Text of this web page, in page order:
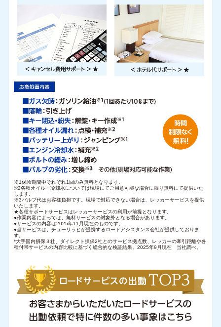
※1保険期間中それぞれ1回のみ無料となります。
※2各種オイル・冷却水については現場にてご用意可能な場合に限り無料にて提供いた
します。
※3バルブ代はお客様負担です。現場で対応できない場合は、レッカーサービスを提供
いたします。
★各種サポートサービスはレッカーサービスの利用が前提となります。
●作業内容によっては、無料サービスの対象外となる場合があります。
●サービスの内容は2025年11月現在のものです。
●当サービスは、チューリッヒが提携するロードアシスタンス会社が提供しておりま
す。
*大手国内損保３社、ダイレクト損保2社とのサービス拠点数、レッカーの牽引距離や各
種付帯サービスの内容比較に基づく総合的な検証結果。2025年9月現在 当社調べ。